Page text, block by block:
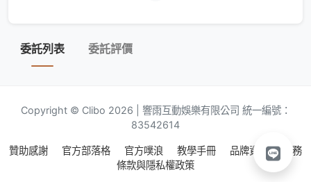
委託列表 委託評價
Copyright © Clibo 2026 | 響雨互動娛樂有限公司 統一編號：
83542614
贊助感謝 官方部落格 官方噗浪 教學手冊 品牌資源
服務
條款與隱私權政策